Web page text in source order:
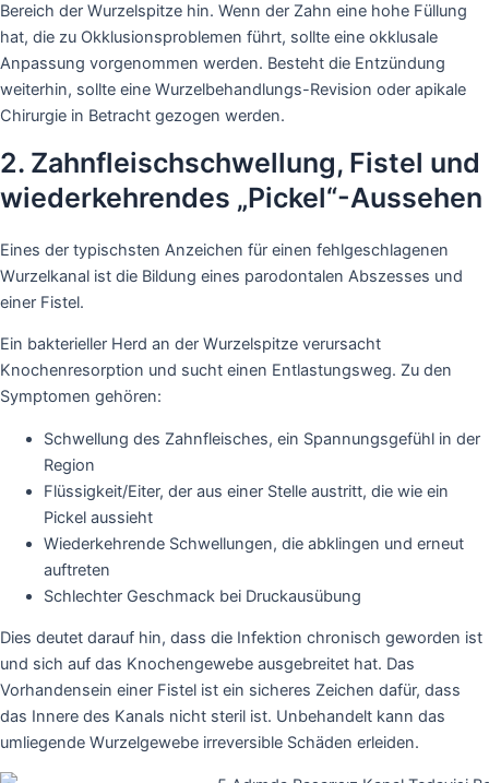
Bereich der Wurzelspitze hin. Wenn der Zahn eine hohe Füllung
hat, die zu Okklusionsproblemen führt, sollte eine okklusale
Anpassung vorgenommen werden. Besteht die Entzündung
weiterhin, sollte eine Wurzelbehandlungs-Revision oder apikale
Chirurgie in Betracht gezogen werden.
2. Zahnfleischschwellung, Fistel und
wiederkehrendes „Pickel“-Aussehen
Eines der typischsten Anzeichen für einen fehlgeschlagenen
Wurzelkanal ist die Bildung eines parodontalen Abszesses und
einer Fistel.
Ein bakterieller Herd an der Wurzelspitze verursacht
Knochenresorption und sucht einen Entlastungsweg. Zu den
Symptomen gehören:
Schwellung des Zahnfleisches, ein Spannungsgefühl in der
Region
Flüssigkeit/Eiter, der aus einer Stelle austritt, die wie ein
Pickel aussieht
Wiederkehrende Schwellungen, die abklingen und erneut
auftreten
Schlechter Geschmack bei Druckausübung
Dies deutet darauf hin, dass die Infektion chronisch geworden ist
und sich auf das Knochengewebe ausgebreitet hat. Das
Vorhandensein einer Fistel ist ein sicheres Zeichen dafür, dass
das Innere des Kanals nicht steril ist. Unbehandelt kann das
umliegende Wurzelgewebe irreversible Schäden erleiden.